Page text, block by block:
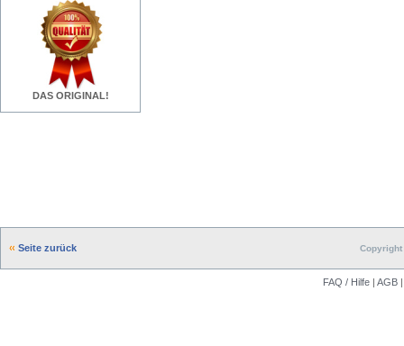
DAS ORIGINAL!
Seite zurück
FAQ / Hilfe | AGB